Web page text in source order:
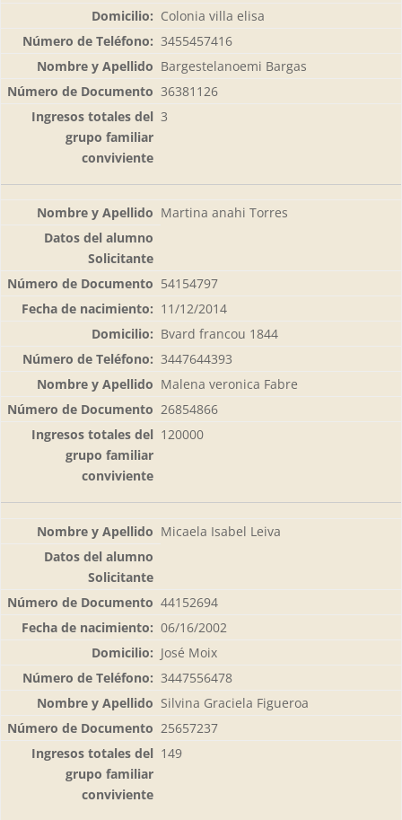
Colonia villa elisa
3455457416
Bargestelanoemi Bargas
36381126
3
Martina anahi Torres
54154797
11/12/2014
Bvard francou 1844
3447644393
Malena veronica Fabre
26854866
120000
Micaela Isabel Leiva
44152694
06/16/2002
José Moix
3447556478
Silvina Graciela Figueroa
25657237
149